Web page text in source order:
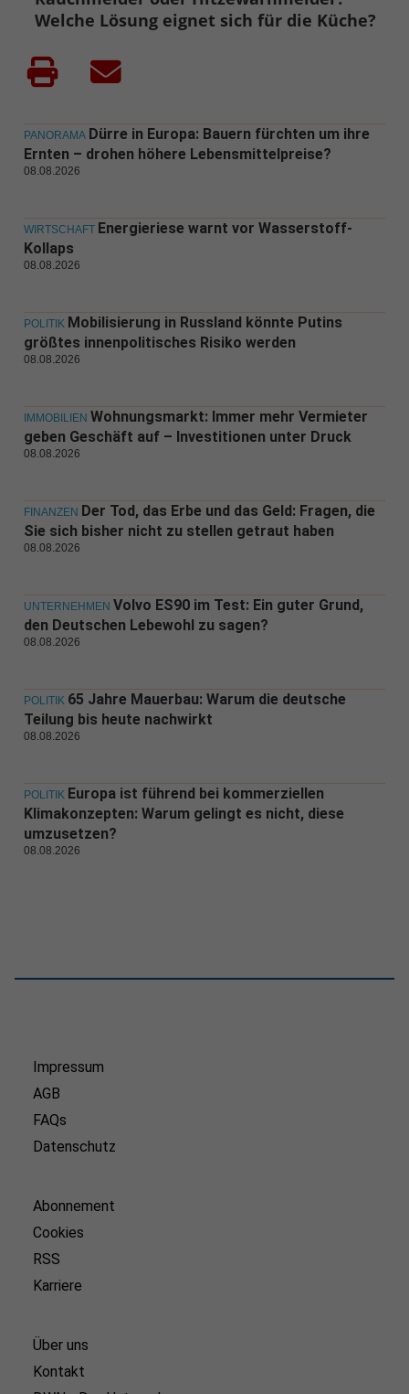
Welche Lösung eignet sich für die Küche?
PANORAMA Dürre in Europa: Bauern fürchten um ihre
Ernten – drohen höhere Lebensmittelpreise?
08.08.2026
WIRTSCHAFT Energieriese warnt vor Wasserstoff-
Kollaps
08.08.2026
POLITIK Mobilisierung in Russland könnte Putins
größtes innenpolitisches Risiko werden
08.08.2026
IMMOBILIEN Wohnungsmarkt: Immer mehr Vermieter
geben Geschäft auf – Investitionen unter Druck
08.08.2026
FINANZEN Der Tod, das Erbe und das Geld: Fragen, die
Sie sich bisher nicht zu stellen getraut haben
08.08.2026
UNTERNEHMEN Volvo ES90 im Test: Ein guter Grund,
den Deutschen Lebewohl zu sagen?
08.08.2026
POLITIK 65 Jahre Mauerbau: Warum die deutsche
Teilung bis heute nachwirkt
08.08.2026
POLITIK Europa ist führend bei kommerziellen
Klimakonzepten: Warum gelingt es nicht, diese
umzusetzen?
08.08.2026
Impressum
AGB
FAQs
Datenschutz
Abonnement
Cookies
RSS
Karriere
Über uns
Kontakt